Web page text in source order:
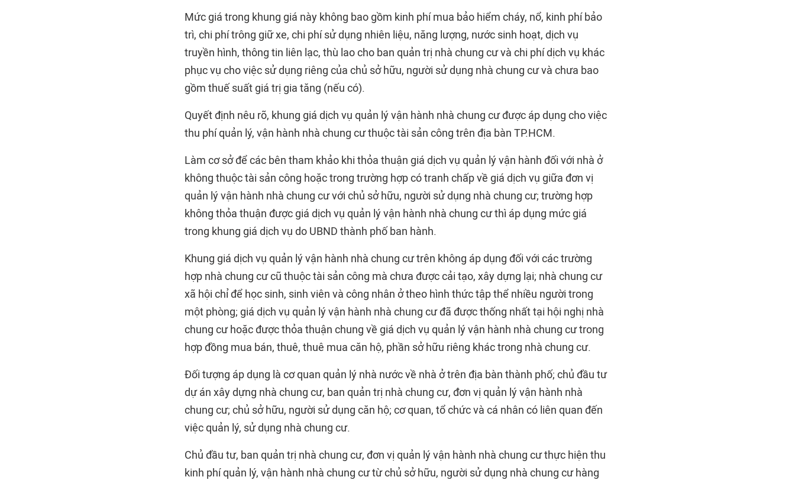
Mức giá trong khung giá này không bao gồm kinh phí mua bảo hiểm cháy, nổ, kinh phí bảo
trì, chi phí trông giữ xe, chi phí sử dụng nhiên liệu, năng lượng, nước sinh hoạt, dịch vụ
truyền hình, thông tin liên lạc, thù lao cho ban quản trị nhà chung cư và chi phí dịch vụ khác
phục vụ cho việc sử dụng riêng của chủ sở hữu, người sử dụng nhà chung cư và chưa bao
gồm thuế suất giá trị gia tăng (nếu có).
Quyết định nêu rõ, khung giá dịch vụ quản lý vận hành nhà chung cư được áp dụng cho việc
thu phí quản lý, vận hành nhà chung cư thuộc tài sản công trên địa bàn TP.HCM.
Làm cơ sở để các bên tham khảo khi thỏa thuận giá dịch vụ quản lý vận hành đối với nhà ở
không thuộc tài sản công hoặc trong trường hợp có tranh chấp về giá dịch vụ giữa đơn vị
quản lý vận hành nhà chung cư với chủ sở hữu, người sử dụng nhà chung cư; trường hợp
không thỏa thuận được giá dịch vụ quản lý vận hành nhà chung cư thì áp dụng mức giá
trong khung giá dịch vụ do UBND thành phố ban hành.
Khung giá dịch vụ quản lý vận hành nhà chung cư trên không áp dụng đối với các trường
hợp nhà chung cư cũ thuộc tài sản công mà chưa được cải tạo, xây dựng lại; nhà chung cư
xã hội chỉ để học sinh, sinh viên và công nhân ở theo hình thức tập thể nhiều người trong
một phòng; giá dịch vụ quản lý vận hành nhà chung cư đã được thống nhất tại hội nghị nhà
chung cư hoặc được thỏa thuận chung về giá dịch vụ quản lý vận hành nhà chung cư trong
hợp đồng mua bán, thuê, thuê mua căn hộ, phần sở hữu riêng khác trong nhà chung cư.
Đối tượng áp dụng là cơ quan quản lý nhà nước về nhà ở trên địa bàn thành phố; chủ đầu tư
dự án xây dựng nhà chung cư, ban quản trị nhà chung cư, đơn vị quản lý vận hành nhà
chung cư; chủ sở hữu, người sử dụng căn hộ; cơ quan, tổ chức và cá nhân có liên quan đến
việc quản lý, sử dụng nhà chung cư.
Chủ đầu tư, ban quản trị nhà chung cư, đơn vị quản lý vận hành nhà chung cư thực hiện thu
kinh phí quản lý, vận hành nhà chung cư từ chủ sở hữu, người sử dụng nhà chung cư hàng